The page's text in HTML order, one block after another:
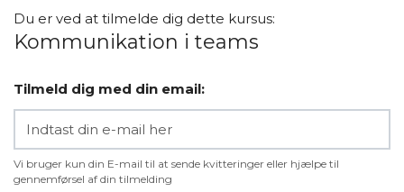
Du er ved at tilmelde dig dette kursus:
Kommunikation i teams
Tilmeld dig med din email:
Vi bruger kun din E-mail til at sende kvitteringer eller hjælpe til
gennemførsel af din tilmelding